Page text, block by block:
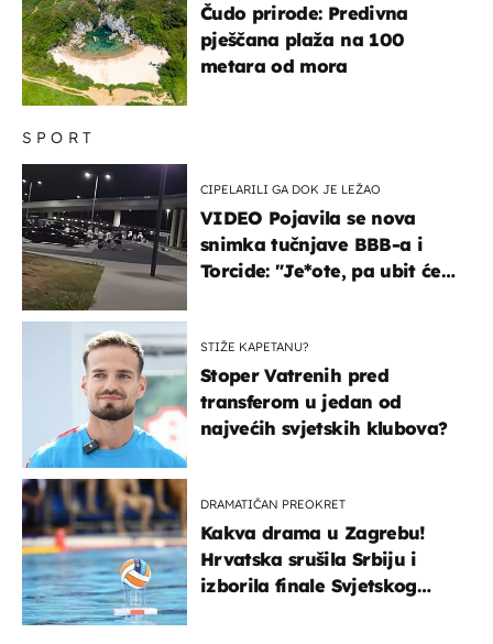
SPORT
CIPELARILI GA DOK JE LEŽAO
VIDEO Pojavila se nova
snimka tučnjave BBB-a i
Torcide: "Je*ote, pa ubit će
STIŽE KAPETANU?
Stoper Vatrenih pred
transferom u jedan od
najvećih svjetskih klubova?
DRAMATIČAN PREOKRET
Kakva drama u Zagrebu!
Hrvatska srušila Srbiju i
izborila finale Svjetskog
Čudo prirode: Predivna
pješčana plaža na 100
metara od mora